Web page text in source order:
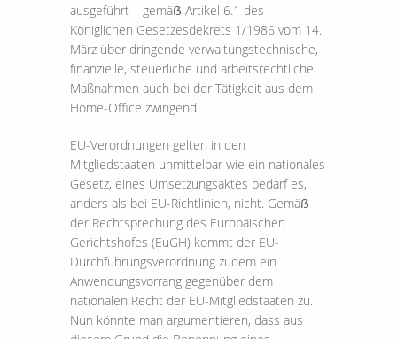
ausgeführt – gemäẞ Artikel 6.1 des
Königlichen Gesetzesdekrets 1/1986 vom 14.
März über dringende verwaltungstechnische,
finanzielle, steuerliche und arbeitsrechtliche
Maßnahmen auch bei der Tätigkeit aus dem
Home-Office zwingend.
EU-Verordnungen gelten in den
Mitgliedstaaten unmittelbar wie ein nationales
Gesetz, eines Umsetzungsaktes bedarf es,
anders als bei EU-Richtlinien, nicht. Gemäẞ
der Rechtsprechung des Europäischen
Gerichtshofes (EuGH) kommt der EU-
Durchführungsverordnung zudem ein
Anwendungsvorrang gegenüber dem
nationalen Recht der EU-Mitgliedstaaten zu.
Nun könnte man argumentieren, dass aus